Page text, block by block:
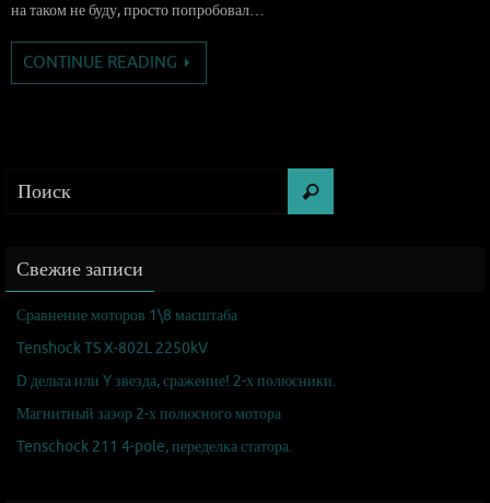
на таком не буду, просто попробовал…
CONTINUE READING
Свежие записи
Сравнение моторов 1\8 масштаба
Tenshock TS X-802L 2250kV
D дельта или Y звезда, сражение! 2-х полюсники.
Магнитный зазор 2-х полюсного мотора
Tenschock 211 4-pole, переделка статора.